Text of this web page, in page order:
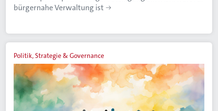
bürgernahe Verwaltung ist
Politik, Strategie & Governance